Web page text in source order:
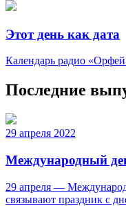
Этот день как дата
Календарь радио
Последние
29 апреля 2022
Международный
29 апреля —
связывают праздник с